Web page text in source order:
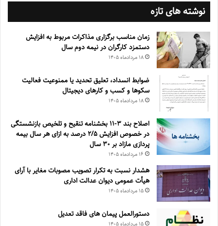
نوشته های تازه
زمان مناسب برگزاری مذاکرات مربوط به افزایش
دستمزد کارگران در نیمه دوم سال
۱۸ مرداد‌ماه ۱۴۰۵
ضوابط انسداد، تعليق تحديد يا ممنوعيت فعاليت
سكوها و كسب و كارهای ديجيتال
۱۸ مرداد‌ماه ۱۴۰۵
اصلاح بند ۳‏-۱۱ بخشنامه تنقیح و تلخیص بازنشستگی
در خصوص افزایش ۵‏‏‏‏‏‏‏‏‏/۲ درصد به ازای هر سال بیمه
پردازی مازاد بر ۳۰‏ سال
۱۶ مرداد‌ماه ۱۴۰۵
هشدار نسبت به تکرار تصویب مصوبات مغایر با آرای
هیأت عمومی دیوان عدالت اداری
۱۵ مرداد‌ماه ۱۴۰۵
دستورالعمل پیمان های فاقد تعدیل
۱۵ مرداد‌ماه ۱۴۰۵